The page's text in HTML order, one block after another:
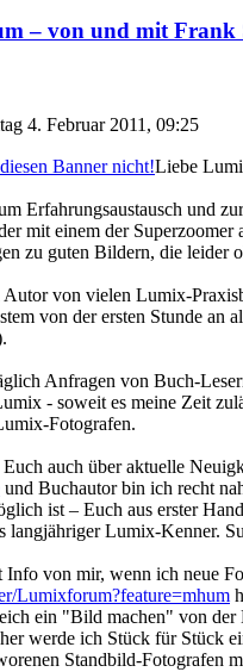
– von und mit Frank
4. Februar 2011, 09:25
Banner nicht!Liebe
Erfahrungsaustausch und
mit einem der
zu guten Bildern, die leider
von vielen Lumix-
von der ersten Stunde an
Anfragen von Buch-
- soweit es meine Zeit
Fotografen.
auch über aktuelle
und Buchautor bin ich recht
ist – Euch aus erster
langjähriger Lumix-Kenner.
Info von mir, wenn ich neue
Lumixforum?feature=mhum
ein "Bild machen" von der
werde ich Stück für Stück
Standbild-Fotografen